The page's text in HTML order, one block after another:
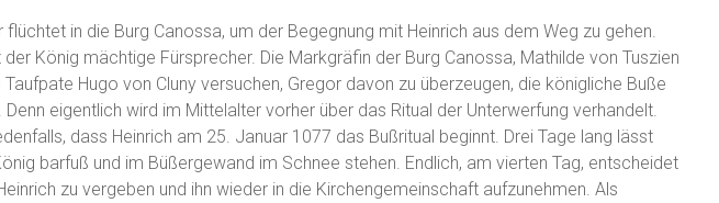
flüchtet in die Burg Canossa, um der Begegnung mit Heinrich aus dem Weg zu gehen.
König mächtige Fürsprecher. Die Markgräfin der Burg Canossa, Mathilde von Tuszien
Taufpate Hugo von Cluny versuchen, Gregor davon zu überzeugen, die königliche Buße
Denn eigentlich wird im Mittelalter vorher über das Ritual der Unterwerfung verhandelt.
dass Heinrich am 25. Januar 1077 das Bußritual beginnt. Drei Tage lang lässt
barfuß und im Büßergewand im Schnee stehen. Endlich, am vierten Tag, entscheidet
zu vergeben und ihn wieder in die Kirchengemeinschaft aufzunehmen. Als